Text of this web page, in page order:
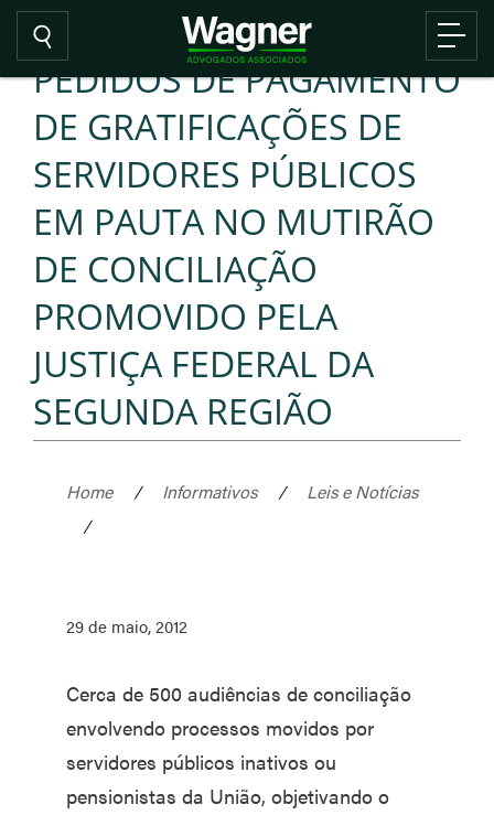
PEDIDOS DE PAGAMENTO
DE GRATIFICAÇÕES DE
SERVIDORES PÚBLICOS
EM PAUTA NO MUTIRÃO
DE CONCILIAÇÃO
PROMOVIDO PELA
JUSTIÇA FEDERAL DA
SEGUNDA REGIÃO
Home / Informativos /
Leis e Notícias
/
29 de maio, 2012
Cerca de 500 audiências de conciliação
envolvendo processos movidos por
servidores públicos inativos ou
pensionistas da União, objetivando o